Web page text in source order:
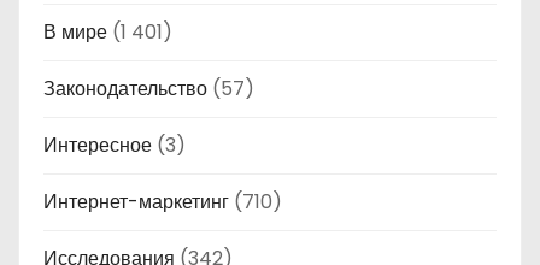
В мире (1 401)
Законодательство (57)
Интересное (3)
Интернет-маркетинг (710)
Исследования (342)